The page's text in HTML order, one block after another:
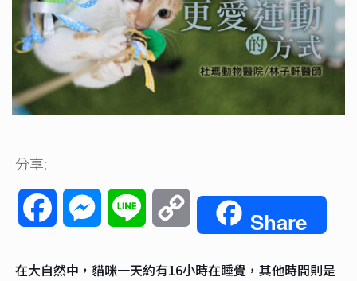
分享:
FacebookMessenger
Line
Copy
Share
在大自然中，貓咪一天約有16小時在睡覺，其他時間則是